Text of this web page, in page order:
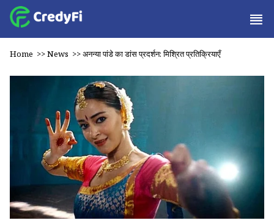
Home >>News >>अनन्या पांडे का डांस प्रदर्शन: मिश्रित प्रतिक्रियाएँ